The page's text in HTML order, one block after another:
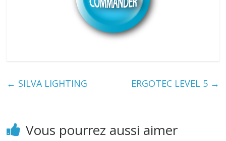
← SILVA LIGHTING ERGOTEC LEVEL 5 →
Vous pourrez aussi aimer